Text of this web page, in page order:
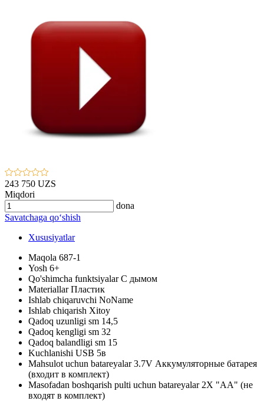
243 750 UZS
Miqdori
dona
Savatchaga qo‘shish
Xususiyatlar
Maqola 687-1
Yosh 6+
Qo'shimcha funktsiyalarC дымом
MateriallarПластик
Ishlab chiqaruvchi NoName
Ishlab chiqarish Xitoy
Qadoq uzunligi sm 14,5
Qadoq kengligi sm 32
Qadoq balandligi sm 15
Kuchlanishi USB 5в
Mahsulot uchun batareyalar3.7V Аккумуляторные батарея
(входит в комплект)
Masofadan boshqarish pulti uchun batareyalar 2X "АА" (не
входят в комплект)